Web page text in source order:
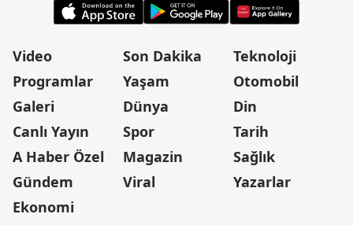
Video
Programlar
Galeri
Canlı Yayın
A Haber Özel
Gündem
Ekonomi
Son Dakika
Yaşam
Dünya
Spor
Magazin
Viral
Teknoloji
Otomobil
Din
Tarih
Sağlık
Yazarlar